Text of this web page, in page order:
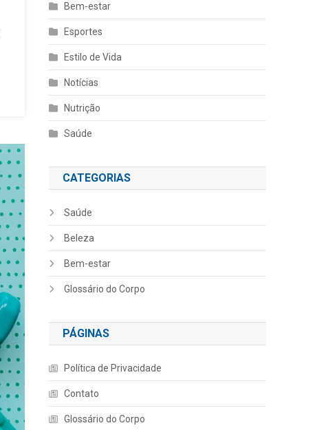
Bem-estar
Esportes
Estilo de Vida
Notícias
Nutrição
Saúde
CATEGORIAS
Saúde
Beleza
Bem-estar
Glossário do Corpo
PÁGINAS
Política de Privacidade
Contato
Glossário do Corpo